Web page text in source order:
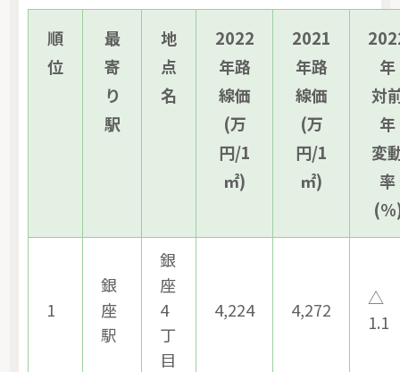
順
位
最
寄
り
駅
地
点
名
2022
年路
線価
(万
円/1
㎡)
2021
年路
線価
(万
円/1
㎡)
年
対
年
変
率
(
1
銀
座
駅
銀
座
4
丁
目
4,224 4,272
△
1.1